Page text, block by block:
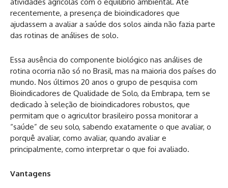
recentemente, a presença de bioindicadores que
ajudassem a avaliar a saúde dos solos ainda não fazia parte
das rotinas de análises de solo.
Essa ausência do componente biológico nas análises de
rotina ocorria não só no Brasil, mas na maioria dos países do
mundo. Nos últimos 20 anos o grupo de pesquisa com
Bioindicadores de Qualidade de Solo, da Embrapa, tem se
dedicado à seleção de bioindicadores robustos, que
permitam que o agricultor brasileiro possa monitorar a
“saúde” de seu solo, sabendo exatamente o que avaliar, o
porquê avaliar, como avaliar, quando avaliar e
principalmente, como interpretar o que foi avaliado.
Vantagens